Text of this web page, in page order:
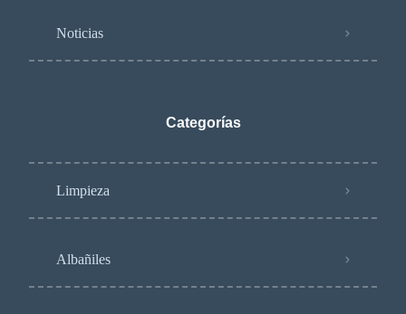
Noticias
Categorías
Limpieza
Albañiles